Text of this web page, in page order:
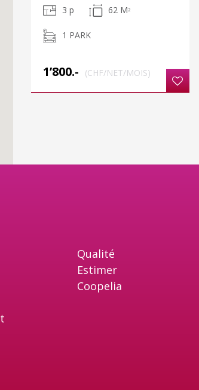
3 p 62 M2
1 PARK
1’800.- (CHF/NET/MOIS)
Qualité
Estimer
Coopelia